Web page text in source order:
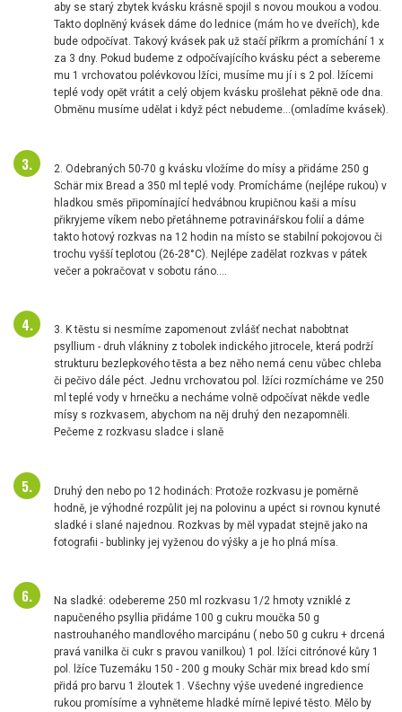
aby se starý zbytek kvásku krásně spojil s novou moukou a vodou.
Takto doplněný kvásek dáme do lednice (mám ho ve dveřích), kde
bude odpočívat. Takový kvásek pak už stačí příkrm a promíchání 1 x
za 3 dny. Pokud budeme z odpočívajícího kvásku péct a sebereme
mu 1 vrchovatou polévkovou lžíci, musíme mu jí i s 2 pol. lžícemi
teplé vody opět vrátit a celý objem kvásku prošlehat pěkně ode dna.
Obměnu musíme udělat i když péct nebudeme...(omladíme kvásek).
2. Odebraných 50-70 g kvásku vložíme do mísy a přidáme 250 g
Schär mix Bread a 350 ml teplé vody. Promícháme (nejlépe rukou) v
hladkou směs připomínající hedvábnou krupičnou kaši a mísu
přikryjeme víkem nebo přetáhneme potravinářskou folií a dáme
takto hotový rozkvas na 12 hodin na místo se stabilní pokojovou či
trochu vyšší teplotou (26-28°C). Nejlépe zadělat rozkvas v pátek
večer a pokračovat v sobotu ráno....
3. K těstu si nesmíme zapomenout zvlášť nechat nabobtnat
psyllium - druh vlákniny z tobolek indického jitrocele, která podrží
strukturu bezlepkového těsta a bez něho nemá cenu vůbec chleba
či pečivo dále péct. Jednu vrchovatou pol. lžíci rozmícháme ve 250
ml teplé vody v hrnečku a necháme volně odpočívat někde vedle
mísy s rozkvasem, abychom na něj druhý den nezapomněli.
Pečeme z rozkvasu sladce i slaně
Druhý den nebo po 12 hodinách: Protože rozkvasu je poměrně
hodně, je výhodné rozpůlit jej na polovinu a upéct si rovnou kynuté
sladké i slané najednou. Rozkvas by měl vypadat stejně jako na
fotografii - bublinky jej vyženou do výšky a je ho plná mísa.
Na sladké: odebereme 250 ml rozkvasu 1/2 hmoty vzniklé z
napučeného psyllia přidáme 100 g cukru moučka 50 g
nastrouhaného mandlového marcipánu ( nebo 50 g cukru + drcená
pravá vanilka či cukr s pravou vanilkou) 1 pol. lžíci citrónové kůry 1
pol. lžíce Tuzemáku 150 - 200 g mouky Schär mix bread kdo smí
přidá pro barvu 1 žloutek 1. Všechny výše uvedené ingredience
rukou promísíme a vyhněteme hladké mírně lepivé těsto. Mělo by